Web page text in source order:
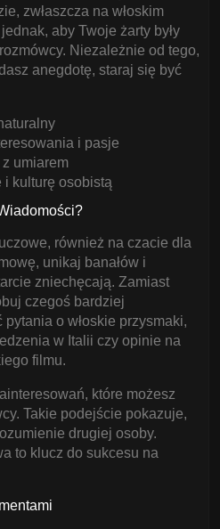
zwłaszcza na włoskim
aby Twoje żarty były
Niezależnie od tego,
anegdotę, staraj się być
i pasje
umiarem
kulturę osobistą
również na czacie dla
unikaj banałów i
zniechęcają. Zamiast
czegoś bardziej
o włoskie przysmaki,
w Italii czy opinie na
filmu.
które możesz
Takie podejście pokazuje,
drugiej osoby.
to klucz do sukcesu na